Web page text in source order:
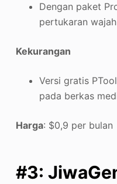
Dengan paket
pertukaran
Kekurangan
Versi gratis
pada berkas
Harga: $0,9 per bulan
#3: